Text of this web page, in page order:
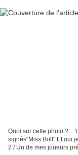
Quoi sur cette photo ?...
signés"Miss Boll" Et oui
2 / Un de mes joueurs